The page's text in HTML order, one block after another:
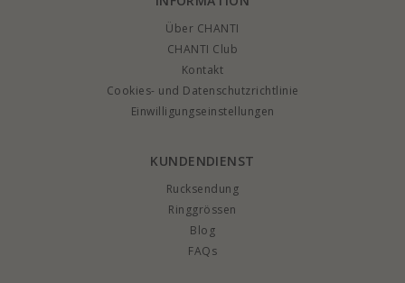
Über CHANTI
CHANTI Club
Kontakt
Cookies- und Datenschutzrichtlinie
Einwilligungseinstellungen
KUNDENDIENST
Rucksendung
Ringgrössen
Blog
FAQs